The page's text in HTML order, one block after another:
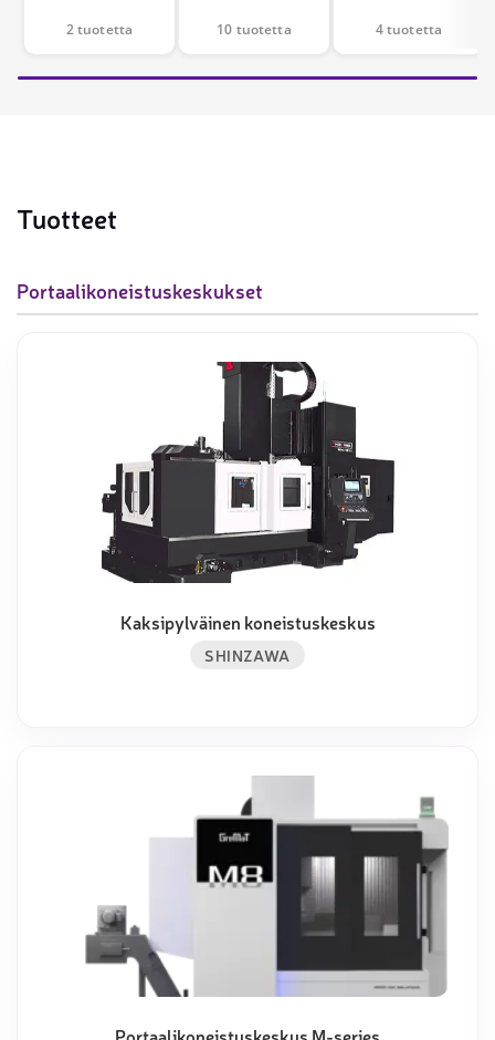
2 tuotetta 10 tuotetta 4 tuotetta
Tuotteet
Portaalikoneistuskeskukset
Kaksipylväinen koneistuskeskus
SHINZAWA